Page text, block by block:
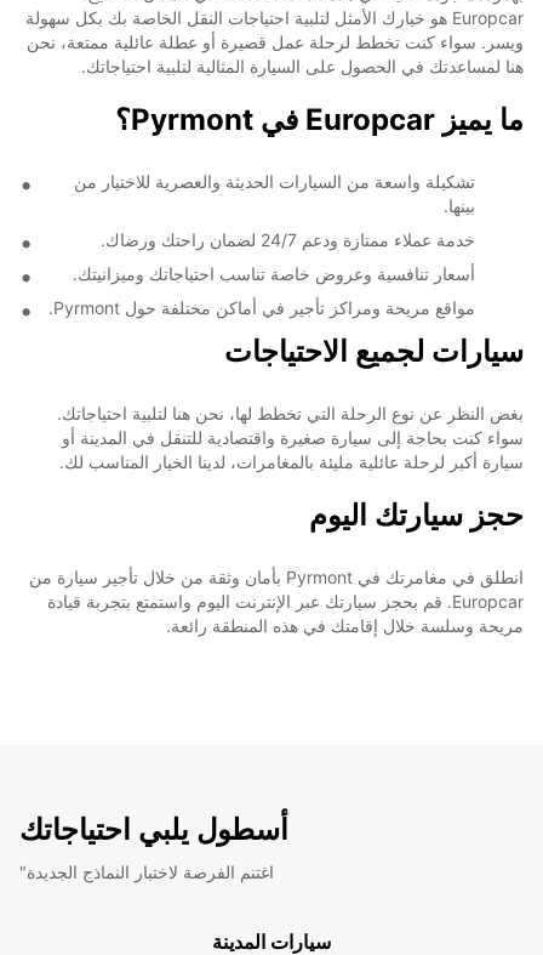
Europcar هو خيارك الأمثل لتلبية احتياجات النقل الخاصة بك بكل سهولة
ويسر. سواء كنت تخطط لرحلة عمل قصيرة أو عطلة عائلية ممتعة، نحن
هنا لمساعدتك في الحصول على السيارة المثالية لتلبية احتياجاتك.
ما يميز Europcar في Pyrmont؟
تشكيلة واسعة من السيارات الحديثة والعصرية للاختيار من
بينها.
خدمة عملاء ممتازة ودعم 24/7 لضمان راحتك ورضاك.
أسعار تنافسية وعروض خاصة تناسب احتياجاتك وميزانيتك.
مواقع مريحة ومراكز تأجير في أماكن مختلفة حول Pyrmont.
سيارات لجميع الاحتياجات
بغض النظر عن نوع الرحلة التي تخطط لها، نحن هنا لتلبية احتياجاتك.
سواء كنت بحاجة إلى سيارة صغيرة واقتصادية للتنقل في المدينة أو
سيارة أكبر لرحلة عائلية مليئة بالمغامرات، لدينا الخيار المناسب لك.
حجز سيارتك اليوم
انطلق في مغامرتك في Pyrmont بأمان وثقة من خلال تأجير سيارة من
Europcar. قم بحجز سيارتك عبر الإنترنت اليوم واستمتع بتجربة قيادة
مريحة وسلسة خلال إقامتك في هذه المنطقة رائعة.
أسطول يلبي احتياجاتك
"اغتنم الفرصة لاختبار النماذج الجديدة
سيارات المدينة